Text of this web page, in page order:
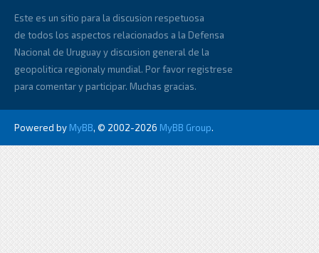
Este es un sitio para la discusion respetuosa
de todos los aspectos relacionados a la Defensa
Nacional de Uruguay y discusion general de la
geopolitica regionaly mundial. Por favor registrese
para comentar y participar. Muchas gracias.
Powered by MyBB, © 2002-2026 MyBB Group.